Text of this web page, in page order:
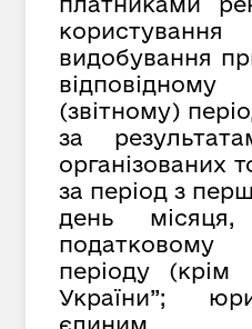
видобування
(звітному)
за
організованих
за період з
день
періоду (крім
України”;